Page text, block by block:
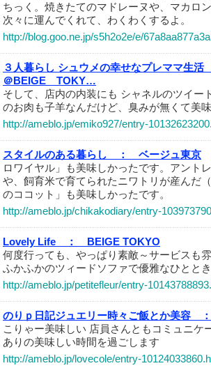
ちっく。焼きたてのマドレーヌや、マカロ
次々に運んでくれて、わくわくするよ。
http://blog.goo.ne.jp/s5h2o2e/e/
３人暮らし シュウメの幸せなプレママ生
＠BEIGE TOKY…
そして、店内の内装にも シャネルのツイー
のお肉も子羊なんだけど、臭みが無くて美
http://ameblo.jp/emiko927/entry-
スタイルのある暮らし ：
ベージュ東京
ロワイヤル」も美味しかったです。アント
や、飼育米で育てられたニワトリが産んだ
のココット」も美味しかったです。
http://ameblo.jp/chikakodiary/entry-
Lovely Life ：
BEIGE TOKYO
何度行っても、やっぱり素敵～サービスも
ふかふかのツィードソファで優雅なひとと
http://ameblo.jp/petitefleur/entry-
のりｐ日記ジュエリー時々ご飯とか美容 ：
こりゃー美味しい 店員さんともコミュニケ
ありの美味しい時間を過ごします
http://ameblo.jp/lovecole/entry-